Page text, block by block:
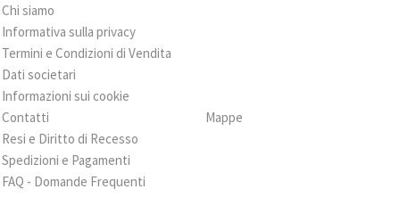
Chi siamo
Informativa sulla privacy
Termini e Condizioni di Vendita
Dati societari
Informazioni sui cookie
Contatti
Resi e Diritto di Recesso
Spedizioni e Pagamenti
FAQ - Domande Frequenti
Mappe